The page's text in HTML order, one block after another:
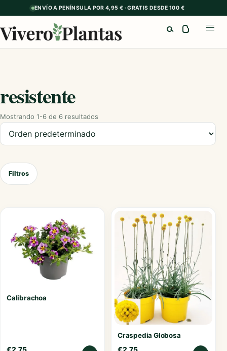
ENVÍO A PENÍNSULA POR 4,95 € · GRATIS DESDE 100 €
resistente
Mostrando 1-6 de 6 resultados
Ordenar productos
Filtros
Calibrachoa
Craspedia Globosa